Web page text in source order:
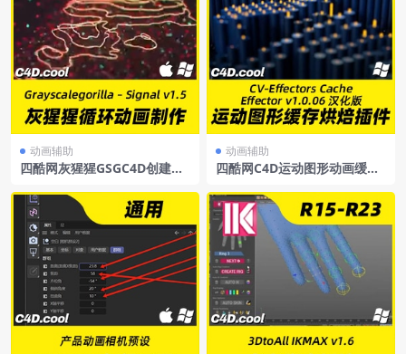
动画辅助
四酷网灰猩猩GSGC4D创建程
MAC
动画辅助
四酷网C4D运动图形动画缓存
CacheEffectorv1.0.06+使用
教程